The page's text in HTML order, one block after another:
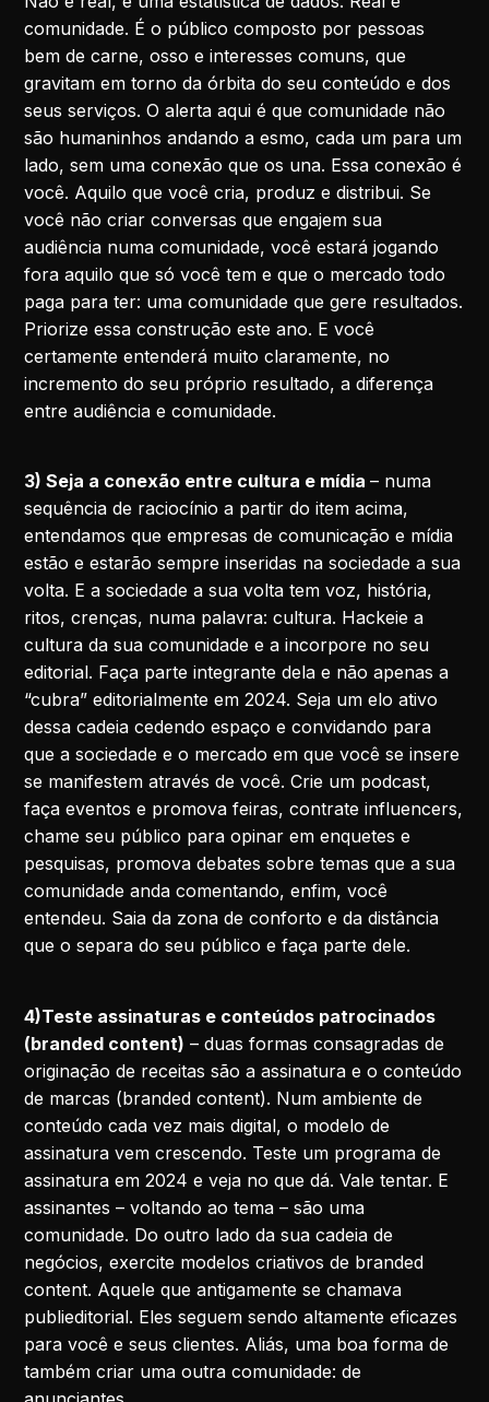
comunidade. É o público composto por pessoas
bem de carne, osso e interesses comuns, que
gravitam em torno da órbita do seu conteúdo e dos
seus serviços. O alerta aqui é que comunidade não
são humaninhos andando a esmo, cada um para um
lado, sem uma conexão que os una. Essa conexão é
você. Aquilo que você cria, produz e distribui. Se
você não criar conversas que engajem sua
audiência numa comunidade, você estará jogando
fora aquilo que só você tem e que o mercado todo
paga para ter: uma comunidade que gere resultados.
Priorize essa construção este ano. E você
certamente entenderá muito claramente, no
incremento do seu próprio resultado, a diferença
entre audiência e comunidade.
3) Seja a conexão entre cultura e mídia– numa
sequência de raciocínio a partir do item acima,
entendamos que empresas de comunicação e mídia
estão e estarão sempre inseridas na sociedade a sua
volta. E a sociedade a sua volta tem voz, história,
ritos, crenças, numa palavra: cultura. Hackeie a
cultura da sua comunidade e a incorpore no seu
editorial. Faça parte integrante dela e não apenas a
“cubra” editorialmente em 2024. Seja um elo ativo
dessa cadeia cedendo espaço e convidando para
que a sociedade e o mercado em que você se insere
se manifestem através de você. Crie um podcast,
faça eventos e promova feiras, contrate influencers,
chame seu público para opinar em enquetes e
pesquisas, promova debates sobre temas que a sua
comunidade anda comentando, enfim, você
entendeu. Saia da zona de conforto e da distância
que o separa do seu público e faça parte dele.
4)Teste assinaturas e conteúdos patrocinados
(branded content) – duas formas consagradas de
originação de receitas são a assinatura e o conteúdo
de marcas (branded content). Num ambiente de
conteúdo cada vez mais digital, o modelo de
assinatura vem crescendo. Teste um programa de
assinatura em 2024 e veja no que dá. Vale tentar. E
assinantes – voltando ao tema – são uma
comunidade. Do outro lado da sua cadeia de
negócios, exercite modelos criativos de branded
content. Aquele que antigamente se chamava
publieditorial. Eles seguem sendo altamente eficazes
para você e seus clientes. Aliás, uma boa forma de
também criar uma outra comunidade: de